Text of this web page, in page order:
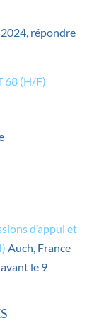
répondre
68 (H/F)
d’appui et
Auch, France
le 9